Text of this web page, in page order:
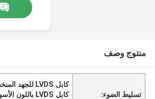
منتوج وصف
تسليط الضوء:
كابل LVDS للجهد المنخفض
كابل LVDS باللون الأسود